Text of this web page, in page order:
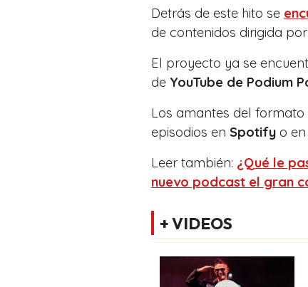
Detrás de este hito se
de contenidos dirigida por
El proyecto ya se
de YouTube de Podium
Los amantes del formato
episodios en Spotify o
Leer también: ¿Qué le
nuevo podcast el gran
+ VIDEOS